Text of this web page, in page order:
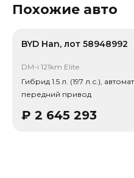
отчет об авто и смету
снижение 20.6%). Важно:
Похожие авто
BYD Han, лот 58948992
DM-i 121km Elite
Гибрид 1.5 л. (197 л.с.), автомат,
передний привод
₽ 2 645 293